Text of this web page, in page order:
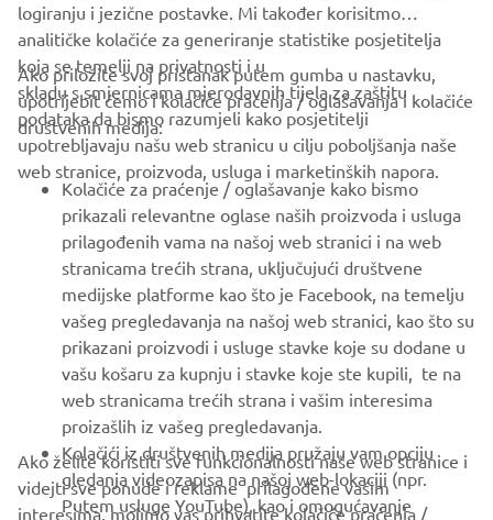
CORPORATE
FOR BUSINESS
MORE YAMAHA
SUPPORT
BILTEN
Budite prvi koji će saznati o najnovijim ponudama, posebnim
događajima, novim izdanjima i još mnogo toga
logiranju i jezične postavke. Mi također korisitmo
analitičke kolačiće za generiranje statistike posjetitelja
koja se temelji na privatnosti i u
skladu s smjernicama mjerodavnih tijela za zaštitu
podataka da bismo razumjeli kako posjetitelji
upotrebljavaju našu web stranicu u cilju poboljšanja naše
web stranice, proizvoda, usluga i marketinških napora.
Ako priložite svoj pristanak putem gumba u nastavku,
upotrijebit ćemo i kolačiće praćenja / oglašavanja i kolačiće
društvenih medija:
Kolačiće za praćenje / oglašavanje kako bismo
prikazali relevantne oglase naših proizvoda i usluga
prilagođenih vama na našoj web stranici i na web
stranicama trećih strana, uključujući društvene
medijske platforme kao što je Facebook, na temelju
vašeg pregledavanja na našoj web stranici, kao što su
prikazani proizvodi i usluge stavke koje su dodane u
vašu košaru za kupnju i stavke koje ste kupili, te na
web stranicama trećih strana i vašim interesima
proizašlih iz vašeg pregledavanja.
Kolačići iz društvenih medija pružaju vam opciju
gledanja videozapisa na našoj web-lokaciji (npr.
Putem usluge YouTube), kao i omogućavanje
Ako želite koristiti sve funkcionalnosti naše web stranice i
videjti sve ponude i reklame prilagođene vašim
interesima, molimo vas prihvatite kolačiće praćenja /